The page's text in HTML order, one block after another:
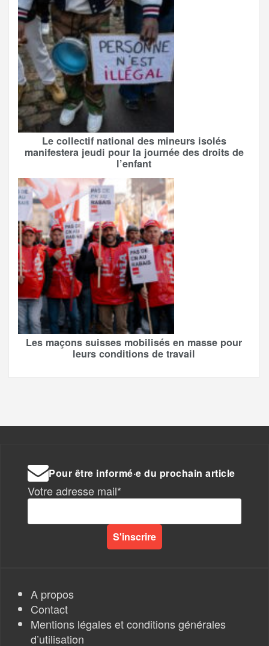
Le collectif national des mineurs isolés
manifestera jeudi pour la journée des droits de
l’enfant
Les maçons suisses mobilisés en masse pour
leurs conditions de travail
Pour être informé·e du prochain article
Votre adresse mail*
A propos
Contact
Mentions légales et conditions générales
d’utilisation